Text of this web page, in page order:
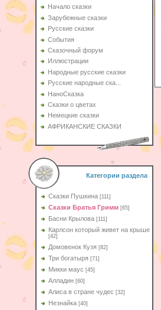
Начало сказки
Зарубежные сказки
Русские сказки
События
Сказочный форум
Иллюстрации
Народные русские сказки
Русские народные ска...
НаноСказка
Сказки о цветах
Немецкие сказки
АФРИКАНСКИЕ СКАЗКИ
Категории раздела
Сказки Пушкина [111]
Сказки Братья Гримм [65]
Басни Крылова [111]
Карлсон который живет на крыше
[42]
Домовенок Кузя [82]
Три богатыря [71]
Микки маус [45]
Алладин [60]
Aлиса в стране чудес [32]
Незнайка [40]